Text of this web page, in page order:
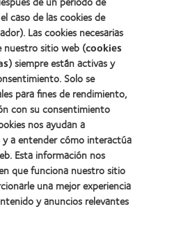
de contacto
caso de las cookies de
Las cookies necesarias
nuestro sitio web (cookies
) siempre están activas y
Solo se
para fines de rendimiento,
con su consentimiento
nos ayudan a
a entender cómo interactúa
Esta información nos
que funciona nuestro sitio
una mejor experiencia
y anuncios relevantes